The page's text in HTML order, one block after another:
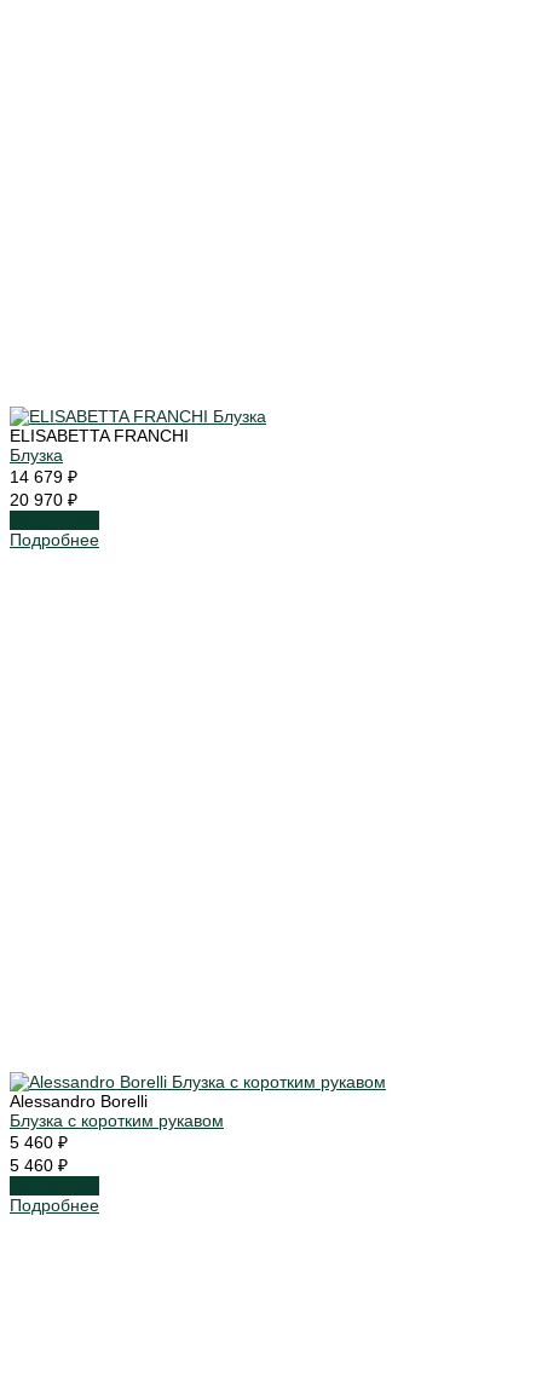
ELISABETTA FRANCHI
Блузка
14 679 ₽
20 970 ₽
Подробнее
Alessandro Borelli
Блузка с коротким рукавом
5 460 ₽
5 460 ₽
Подробнее